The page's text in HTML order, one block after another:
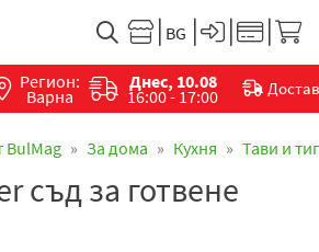
Регион:
Варна
Днес, 10.08
16:00 - 17:00
BulMag За дома Кухня Тави и
съд за готвене